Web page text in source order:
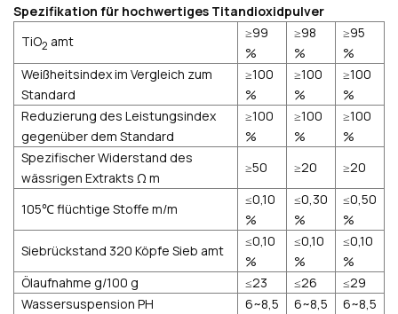
Spezifikation für hochwertiges Titandioxidpulver
TiO2 amt
≥99
%
≥98
%
≥95
%
Weißheitsindex im Vergleich zum
Standard
≥100
%
≥100
%
≥100
%
Reduzierung des Leistungsindex
gegenüber dem Standard
≥100
%
≥100
%
≥100
%
Spezifischer Widerstand des
wässrigen Extrakts Ω m
≥50 ≥20 ≥20
105℃ flüchtige Stoffe m/m
≤0,10
%
≤0,30
%
≤0,50
%
Siebrückstand 320 Köpfe Sieb amt
≤0,10
%
≤0,10
%
≤0,10
%
Ölaufnahme g/100 g
≤23 ≤26
≤29
Wassersuspension PH
6~8,5 6~8,5 6~8,5